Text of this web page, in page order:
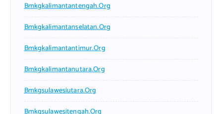
Bmkgkalimantantengah.org
Bmkgkalimantanselatan.org
Bmkgkalimantantimur.org
Bmkgkalimantanutara.org
Bmkgsulawesiutara.org